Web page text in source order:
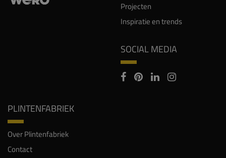
Projecten
Inspiratie en trends
SOCIAL MEDIA
PLINTENFABRIEK
Over Plintenfabriek
Contact